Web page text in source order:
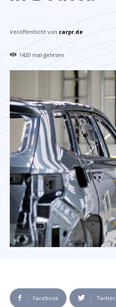
Veröffentlicht von carpr.de
1420 mal gelesen
Facebook Twitter